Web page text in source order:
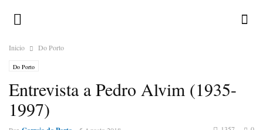
Inicio Do Porto
Do Porto
Entrevista a Pedro Alvim (1935-
1997)